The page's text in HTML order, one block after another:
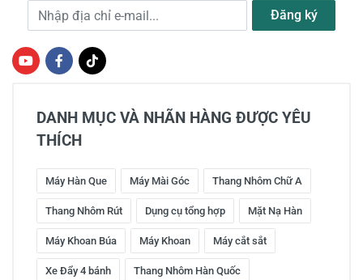
Địa chỉ e-mail Đăng ký
DANH MỤC VÀ NHÃN HÀNG ĐƯỢC YÊU
THÍCH
Máy Hàn Que Máy Mài Góc Thang Nhôm Chữ A
Thang Nhôm Rút Dụng cụ tổng hợp Mặt Nạ Hàn
Máy Khoan Búa Máy Khoan Máy cắt sắt
Xe Đẩy 4 bánh Thang Nhôm Hàn Quốc